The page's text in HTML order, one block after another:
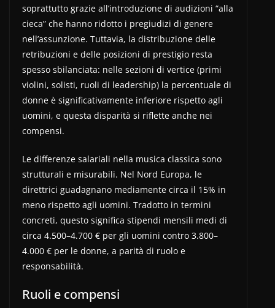
soprattutto grazie all’introduzione di audizioni “alla
cieca” che hanno ridotto i pregiudizi di genere
nell’assunzione. Tuttavia, la distribuzione delle
retribuzioni e delle posizioni di prestigio resta
spesso sbilanciata: nelle sezioni di vertice (primi
violini, solisti, ruoli di leadership) la percentuale di
donne è significativamente inferiore rispetto agli
uomini, e questa disparità si riflette anche nei
compensi.
Le differenze salariali nella musica classica sono
strutturali e misurabili. Nel Nord Europa, le
direttrici guadagnano mediamente circa il 15% in
meno rispetto agli uomini. Tradotto in termini
concreti, questo significa stipendi mensili medi di
circa 4.500–4.700 € per gli uomini contro 3.800–
4.000 € per le donne, a parità di ruolo e
responsabilità.
Ruoli e compensi